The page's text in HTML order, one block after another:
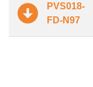
PVS018-
FD-N97